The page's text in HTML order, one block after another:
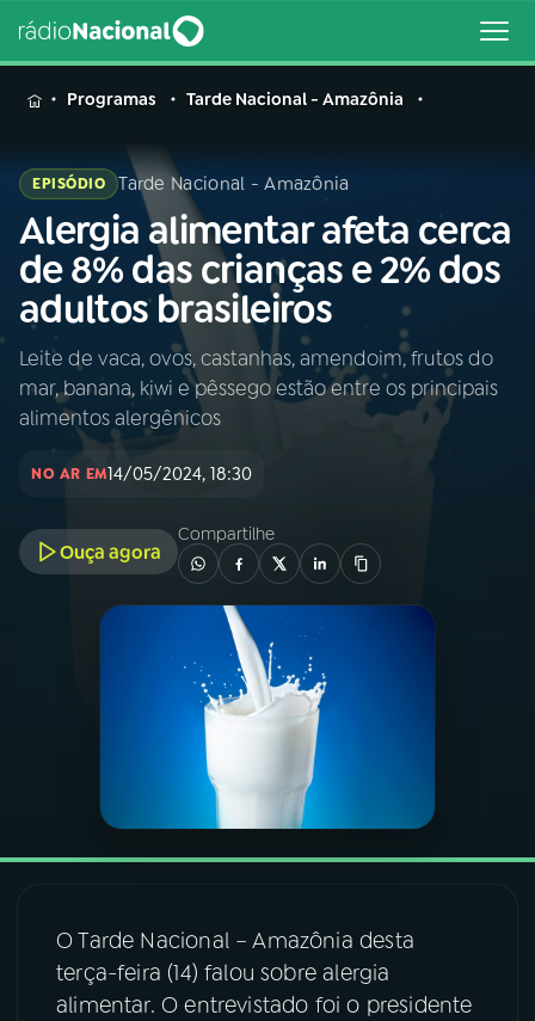
MENU
Buscar
na
Rádio
Nacional
Buscar
AO VIVO
01 INÍCIO
PROGRAMAS
VIDEOCASTS
08FESTIVAL DE MÚSICA
Programas Tarde Nacional - Amazônia
EPISÓDIO Tarde Nacional - Amazônia
Alergia alimentar afeta cerca
de 8% das crianças e 2% dos
adultos brasileiros
Leite de vaca, ovos, castanhas, amendoim, frutos do
mar, banana, kiwi e pêssego estão entre os principais
alimentos alergênicos
NO AR EM14/05/2024, 18:30
Ouça agora
Compartilhe
O Tarde Nacional – Amazônia desta
terça-feira (14) falou sobre alergia
alimentar. O entrevistado foi o presidente